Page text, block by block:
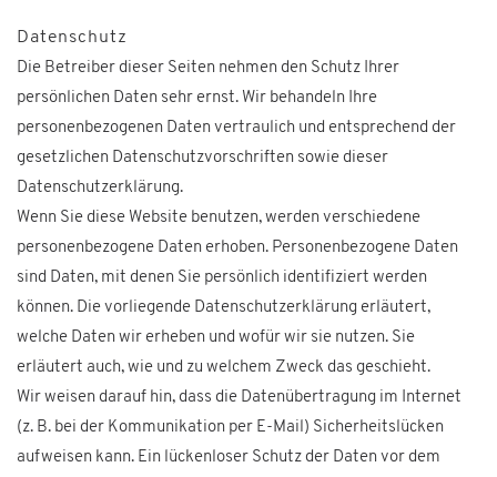
Datenschutz
Die Betreiber dieser Seiten nehmen den Schutz Ihrer
persönlichen Daten sehr ernst. Wir behandeln Ihre
personenbezogenen Daten vertraulich und entsprechend der
gesetzlichen Datenschutzvorschriften sowie dieser
Datenschutzerklärung.
Wenn Sie diese Website benutzen, werden verschiedene
personenbezogene Daten erhoben. Personenbezogene Daten
sind Daten, mit denen Sie persönlich identifiziert werden
können. Die vorliegende Datenschutzerklärung erläutert,
welche Daten wir erheben und wofür wir sie nutzen. Sie
erläutert auch, wie und zu welchem Zweck das geschieht.
Wir weisen darauf hin, dass die Datenübertragung im Internet
(z. B. bei der Kommunikation per E-Mail) Sicherheitslücken
aufweisen kann. Ein lückenloser Schutz der Daten vor dem